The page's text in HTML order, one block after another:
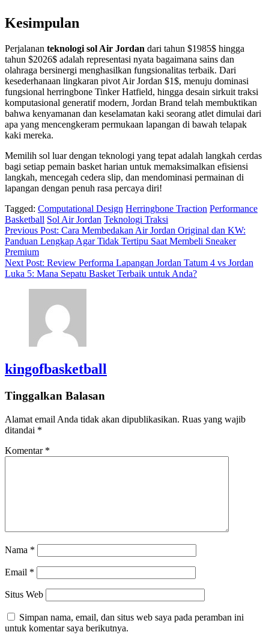
Kesimpulan
Perjalanan teknologi sol Air Jordan dari tahun $1985$ hingga
tahun $2026$ adalah representasi nyata bagaimana sains dan
olahraga bersinergi menghasilkan fungsionalitas terbaik. Dari
kesederhanaan lingkaran pivot Air Jordan $1$, menuju dominasi
fungsional herringbone Tinker Hatfield, hingga desain sirkuit traksi
komputasional generatif modern, Jordan Brand telah membuktikan
bahwa kenyamanan dan keselamatan kaki seorang atlet dimulai dari
apa yang mencengkeram permukaan lapangan di bawah telapak
kaki mereka.
Memilih sol luar dengan teknologi yang tepat adalah langkah cerdas
bagi setiap pemain basket harian untuk memaksimalkan efisiensi
langkah, mencegah cedera slip, dan mendominasi permainan di
lapangan dengan penuh rasa percaya diri!
Tagged: Computational Design Herringbone Traction Performance
Basketball Sol Air Jordan Teknologi Traksi
Navigasi
pos
Previous Post: Cara Membedakan Air Jordan Original dan KW:
Panduan Lengkap Agar Tidak Tertipu Saat Membeli Sneaker
Premium
Next Post: Review Performa Lapangan Jordan Tatum 4 vs Jordan
Luka 5: Mana Sepatu Basket Terbaik untuk Anda?
kingofbasketball
Tinggalkan Balasan
Alamat email Anda tidak akan dipublikasikan. Ruas yang wajib
ditandai *
Komentar *
Nama *
Email *
Situs Web
Simpan nama, email, dan situs web saya pada peramban ini
untuk komentar saya berikutnya.